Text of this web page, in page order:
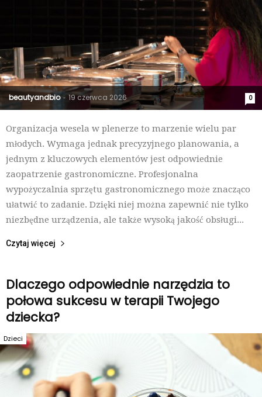
beautyandbio - 19 czerwca 2026 0
Organizacja wesela w plenerze to marzenie wielu par
młodych. Wymaga jednak precyzyjnego planowania, a
jednym z kluczowych elementów jest odpowiednie
zaopatrzenie gastronomiczne. Profesjonalna
wypożyczalnia sprzętu gastronomicznego może znacząco
ułatwić to zadanie. Dzięki niej można zapewnić nie tylko
niezbędne urządzenia, ale także wysoką jakość obsługi...
Czytaj więcej
Dlaczego odpowiednie narzędzia to
połowa sukcesu w terapii Twojego
dziecka?
Dzieci